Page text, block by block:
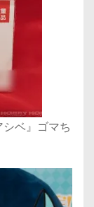
ベ』ゴマち